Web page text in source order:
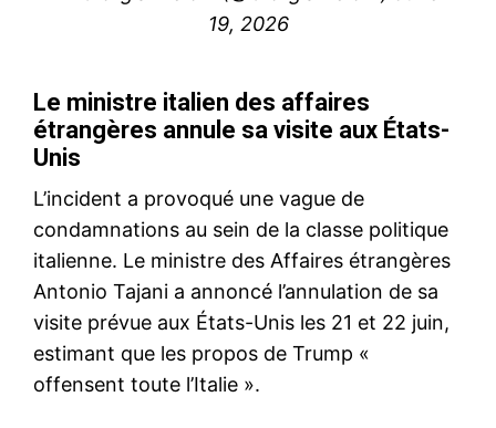
19, 2026
Le ministre italien des affaires
étrangères annule sa visite aux États-
Unis
L’incident a provoqué une vague de
condamnations au sein de la classe politique
italienne. Le ministre des Affaires étrangères
Antonio Tajani a annoncé l’annulation de sa
visite prévue aux États-Unis les 21 et 22 juin,
estimant que les propos de Trump «
offensent toute l’Italie ».